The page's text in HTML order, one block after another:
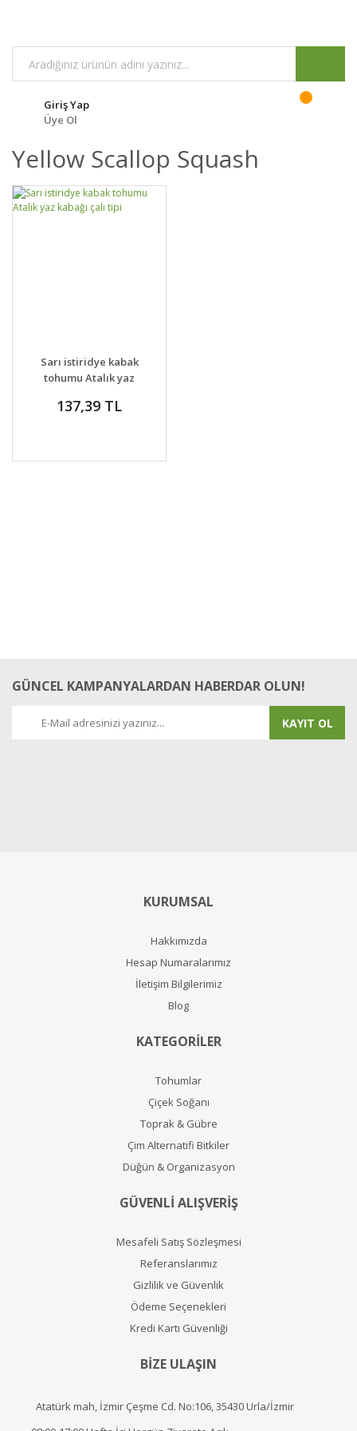
Giriş Yap
Üye Ol
Yellow Scallop Squash
DETAYLAR SEPETE EKLE
Sarı istiridye kabak
tohumu Atalık yaz
137,39 TL
GÜNCEL KAMPANYALARDAN HABERDAR OLUN!
KAYIT OL
KURUMSAL
Hakkımızda
Hesap Numaralarımız
İletişim Bilgilerimiz
Blog
KATEGORİLER
Tohumlar
Çiçek Soğanı
Toprak & Gübre
Çim Alternatifi Bitkiler
Düğün & Organizasyon
GÜVENLİ ALIŞVERİŞ
Mesafeli Satış Sözleşmesi
Referanslarımız
Gizlilik ve Güvenlik
Ödeme Seçenekleri
Kredi Kartı Güvenliği
BİZE ULAŞIN
Atatürk mah, İzmir Çeşme Cd. No:106, 35430 Urla/İzmir